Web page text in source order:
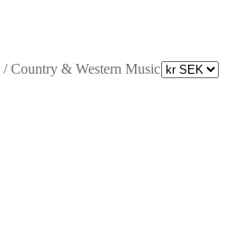
/Country & Western Music